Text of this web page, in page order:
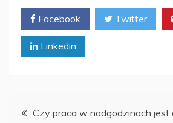
Facebook Twitter
Linkedin
Nawigacja
Czy praca w nadgodzinach jest